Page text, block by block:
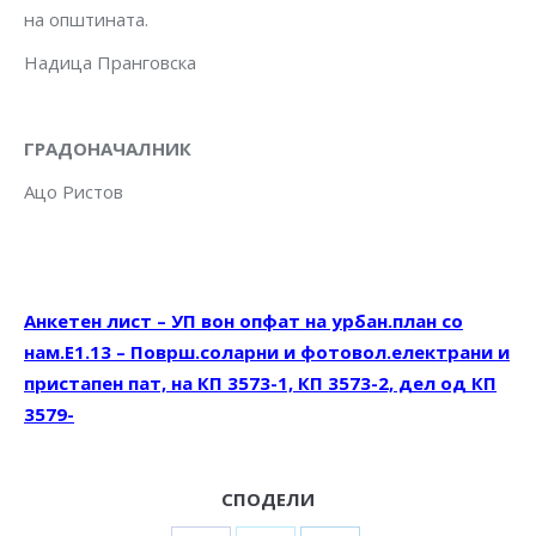
на општината.
Надица Пранговска
ГРАДОНАЧАЛНИК
Ацо Ристов
Анкетен лист – УП вон опфат на урбан.план со
нам.Е1.13 – Површ.соларни и фотовол.електрани и
пристапен пат, на КП 3573-1, КП 3573-2, дел од КП
3579-
СПОДЕЛИ